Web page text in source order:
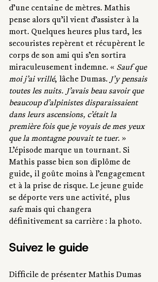
d’une centaine de mètres. Mathis
pense alors qu’il vient d’assister à la
mort. Quelques heures plus tard, les
secouristes repèrent et récupèrent le
corps de son ami qui s’en sortira
miraculeusement indemne. « Sauf que
moi j’ai vrillé, lâche Dumas. J’y pensais
toutes les nuits. J’avais beau savoir que
beaucoup d’alpinistes disparaissaient
dans leurs ascensions, c’était la
première fois que je voyais de mes yeux
que la montagne pouvait te tuer. »
L’épisode marque un tournant. Si
Mathis passe bien son diplôme de
guide, il goûte moins à l’engagement
et à la prise de risque. Le jeune guide
se déporte vers une activité, plus
safe mais qui changera
définitivement sa carrière : la photo.
Suivez le guide
Difficile de présenter Mathis Dumas